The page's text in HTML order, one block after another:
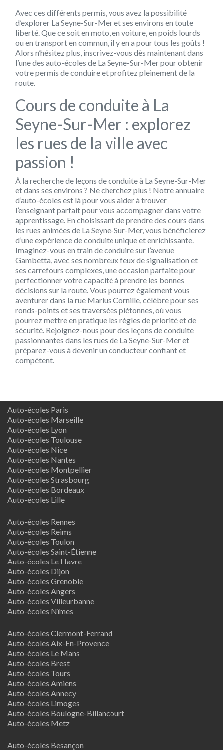
Avec ces différents permis, vous avez la possibilité
d’explorer La Seyne-Sur-Mer et ses environs en toute
liberté. Que ce soit en moto, en voiture, en poids lourds
ou en transport en commun, il y en a pour tous les goûts !
Alors n’hésitez plus, inscrivez-vous dès maintenant dans
l’une des auto-écoles de La Seyne-Sur-Mer pour obtenir
votre permis de conduire et profitez pleinement de la
route.
Cours de conduite à La
Seyne-Sur-Mer : explorez
les rues de la ville avec
passion !
À la recherche de leçons de conduite à La Seyne-Sur-Mer
et dans ses environs ? Ne cherchez plus ! Notre annuaire
d’auto-écoles est là pour vous aider à trouver
l’enseignant parfait pour vous accompagner dans votre
apprentissage. En choisissant de prendre des cours dans
les rues animées de La Seyne-Sur-Mer, vous bénéficierez
d’une expérience de conduite unique et enrichissante.
Imaginez-vous en train de conduire sur l’avenue
Gambetta, avec ses nombreux feux de signalisation et
ses carrefours complexes, une occasion parfaite pour
perfectionner votre capacité à prendre les bonnes
décisions sur la route. Vous pourrez également vous
aventurer dans la rue Marius Cornille, célèbre pour ses
ronds-points et ses traversées piétonnes, où vous
pourrez mettre en pratique les règles de priorité et de
sécurité. Rejoignez-nous pour des leçons de conduite
passionnantes dans les rues de La Seyne-Sur-Mer et
préparez-vous à devenir un conducteur confiant et
compétent.
Auto-écoles Paris
Auto-écoles Marseille
Auto-écoles Lyon
Auto-écoles Toulouse
Auto-écoles Nice
Auto-écoles Nantes
Auto-écoles Montpellier
Auto-écoles Strasbourg
Auto-écoles Bordeaux
Auto-écoles Lille
Auto-écoles Rennes
Auto-écoles Reims
Auto-écoles Toulon
Auto-écoles Saint-Étienne
Auto-écoles Le Havre
Auto-écoles Dijon
Auto-écoles Grenoble
Auto-écoles Angers
Auto-écoles Villeurbanne
Auto-écoles Nîmes
Auto-écoles Clermont-Ferrand
Auto-écoles Aix-En-Provence
Auto-écoles Le Mans
Auto-écoles Brest
Auto-écoles Tours
Auto-écoles Amiens
Auto-écoles Annecy
Auto-écoles Limoges
Auto-écoles Boulogne-Billancourt
Auto-écoles Metz
Auto-écoles Besançon